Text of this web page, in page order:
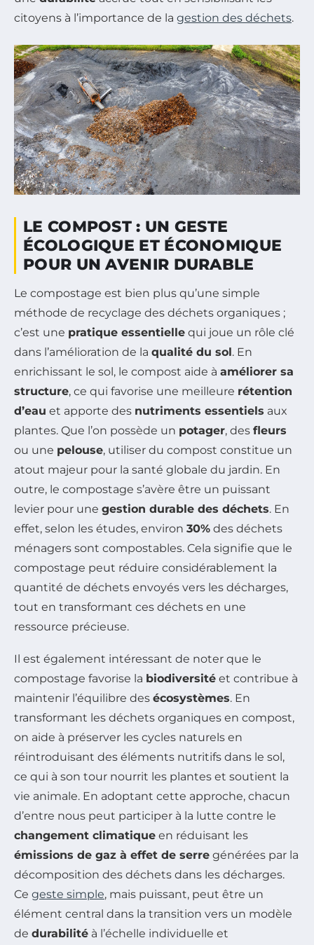
citoyens à l’importance de la gestion des déchets.
LE COMPOST : UN GESTE
ÉCOLOGIQUE ET ÉCONOMIQUE
POUR UN AVENIR DURABLE
Le compostage est bien plus qu’une simple
méthode de recyclage des déchets organiques ;
c’est une pratique essentielle qui joue un rôle clé
dans l’amélioration de la qualité du sol. En
enrichissant le sol, le compost aide à améliorer sa
structure, ce qui favorise une meilleure rétention
d’eau et apporte des nutriments essentiels aux
plantes. Que l’on possède un potager, des fleurs
ou une pelouse, utiliser du compost constitue un
atout majeur pour la santé globale du jardin. En
outre, le compostage s’avère être un puissant
levier pour une gestion durable des déchets. En
effet, selon les études, environ 30% des déchets
ménagers sont compostables. Cela signifie que le
compostage peut réduire considérablement la
quantité de déchets envoyés vers les décharges,
tout en transformant ces déchets en une
ressource précieuse.
Il est également intéressant de noter que le
compostage favorise la biodiversité et contribue à
maintenir l’équilibre des écosystèmes. En
transformant les déchets organiques en compost,
on aide à préserver les cycles naturels en
réintroduisant des éléments nutritifs dans le sol,
ce qui à son tour nourrit les plantes et soutient la
vie animale. En adoptant cette approche, chacun
d’entre nous peut participer à la lutte contre le
changement climatique en réduisant les
émissions de gaz à effet de serre générées par la
décomposition des déchets dans les décharges.
Ce geste simple, mais puissant, peut être un
élément central dans la transition vers un modèle
de durabilité à l’échelle individuelle et